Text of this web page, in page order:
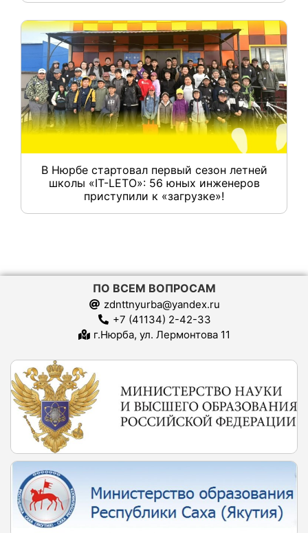
В Нюрбе стартовал первый сезон летней
школы «IT-LETO»: 56 юных инженеров
приступили к «загрузке»!
ПО ВСЕМ ВОПРОСАМ
zdnttnyurba@yandex.ru
+7 (41134) 2-42-33
г.Нюрба, ул. Лермонтова 11